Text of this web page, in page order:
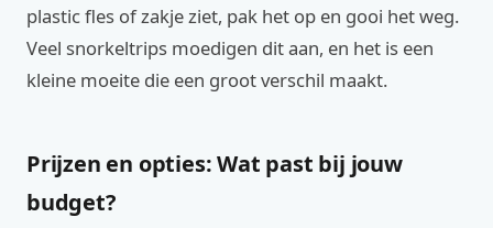
plastic fles of zakje ziet, pak het op en gooi het weg.
Veel snorkeltrips moedigen dit aan, en het is een
kleine moeite die een groot verschil maakt.
Prijzen en opties: Wat past bij jouw
budget?